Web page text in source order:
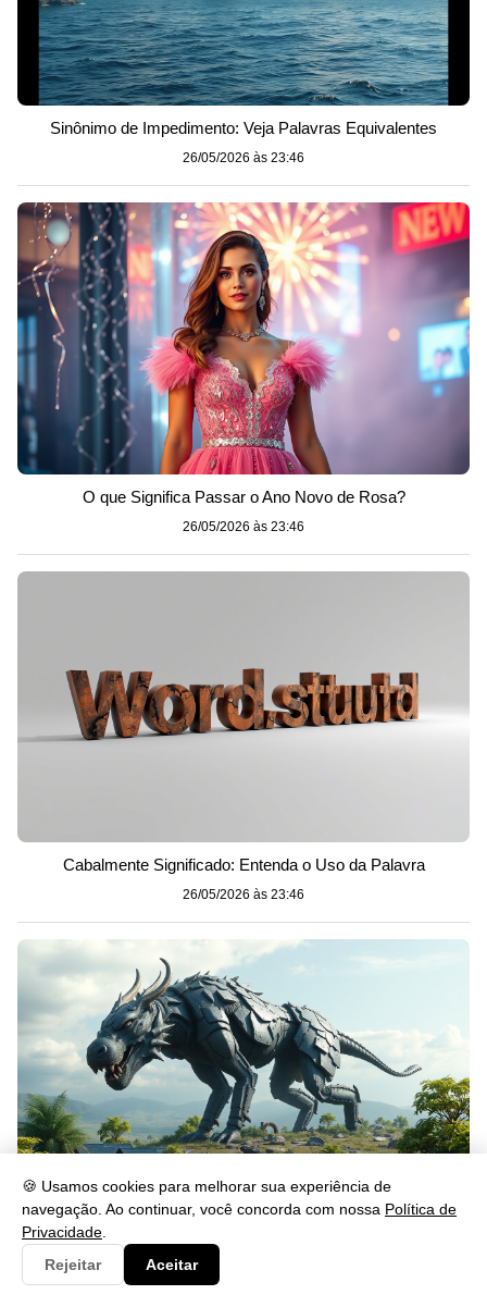
🍪 Usamos cookies para melhorar sua experiência de
navegação. Ao continuar, você concorda com nossa Política de
Privacidade
Rejeitar
Aceitar
Sinônimo de Impedimento: Veja Palavras Equivalentes
26/05/2026 às 23:46
O que Significa Passar o Ano Novo de Rosa?
26/05/2026 às 23:46
Cabalmente Significado: Entenda o Uso da Palavra
26/05/2026 às 23:46
Gerou: Significado, Uso e Exemplos na Língua Portuguesa
26/05/2026 às 23:46